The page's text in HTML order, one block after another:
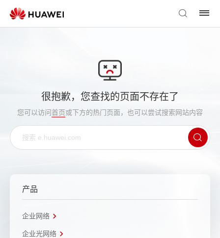
很抱歉，您查找的页面不存在了
您可以访问首页或下方的热门页面，也可以尝试搜索网站内容
产品
企业网络
企业光网络